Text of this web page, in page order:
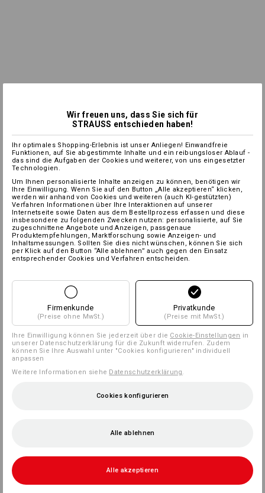
Wir freuen uns, dass Sie sich für
STRAUSS entschieden haben!
Ihr optimales Shopping-Erlebnis ist unser Anliegen! Einwandfreie
Funktionen, auf Sie abgestimmte Inhalte und ein reibungsloser Ablauf -
das sind die Aufgaben der Cookies und weiterer, von uns eingesetzter
Technologien.
Um Ihnen personalisierte Inhalte anzeigen zu können, benötigen wir
Ihre Einwilligung. Wenn Sie auf den Button „Alle akzeptieren“ klicken,
werden wir anhand von Cookies und weiteren (auch KI-gestützten)
Verfahren Informationen über Ihre Interaktionen auf unserer
Internetseite sowie Daten aus dem Bestellprozess erfassen und diese
insbesondere zu folgenden Zwecken nutzen: personalisierte, auf Sie
zugeschnittene Angebote und Anzeigen, passgenaue
Produktempfehlungen, Marktforschung sowie Anzeigen- und
Inhaltsmessungen. Sollten Sie dies nicht wünschen, können Sie sich
per Klick auf den Button “Alle ablehnen” auch gegen den Einsatz
entsprechender Cookies und Verfahren entscheiden.
Firmenkunde
(Preise ohne MwSt.)
Privatkunde
(Preise mit MwSt.)
Ihre Einwilligung können Sie jederzeit über die Cookie-Einstellungen in
unserer Datenschutzerklärung für die Zukunft widerrufen. Zudem
können Sie Ihre Auswahl unter "Cookies konfigurieren" individuell
anpassen
Weitere Informationen siehe Datenschutzerklärung.
Cookies konfigurieren
Alle ablehnen
Alle akzeptieren